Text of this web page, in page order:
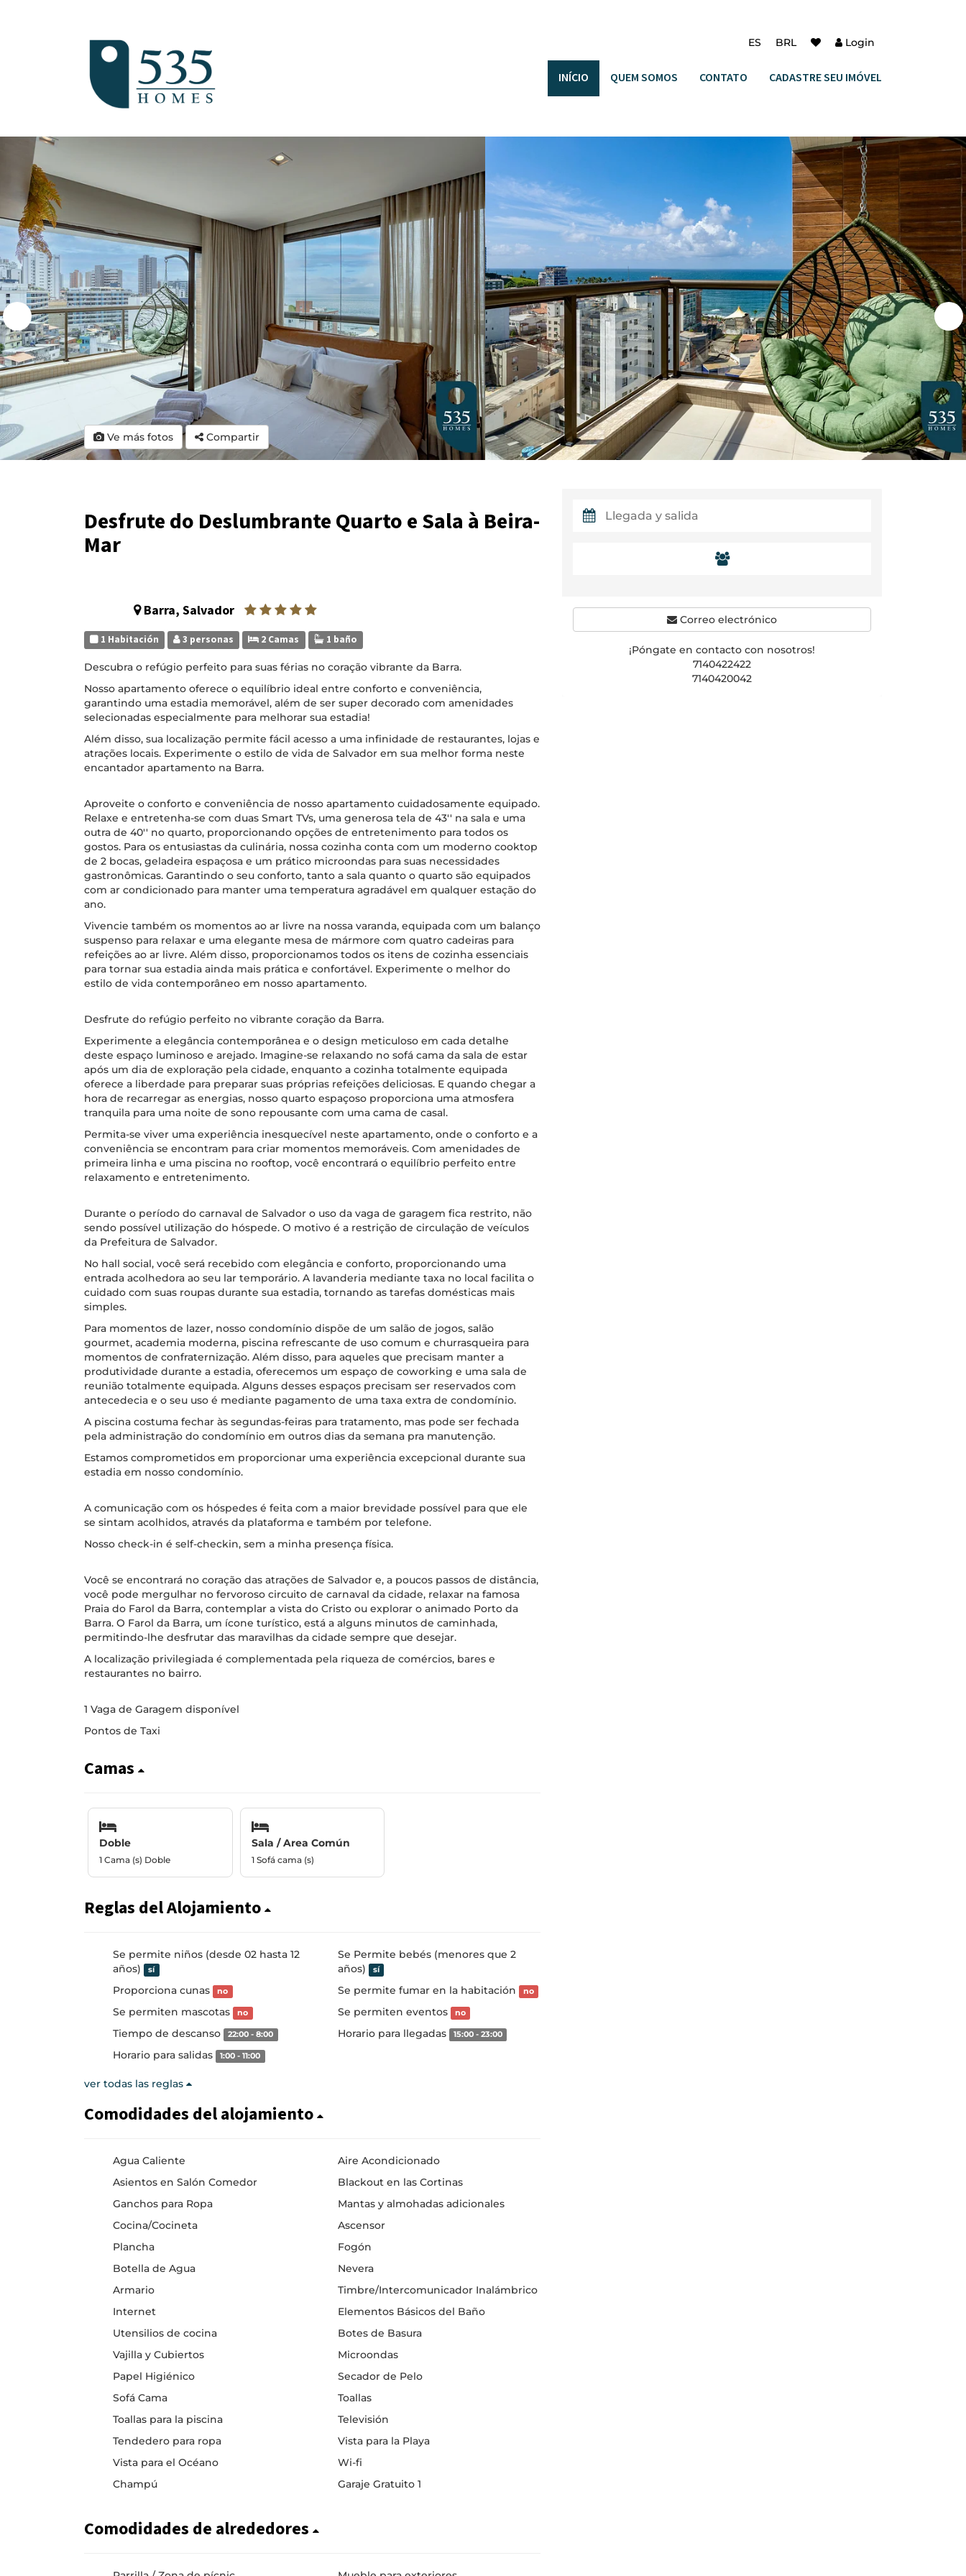
ES BRL Login
INÍCIO QUEM SOMOS CONTATO CADASTRE SEU IMÓVEL
Ve más fotos Compartir
Desfrute do Deslumbrante Quarto e Sala à Beira-
Mar
Barra, Salvador
1 Habitación 3 personas 2 Camas 1 baño
Descubra o refúgio perfeito para suas férias no coração vibrante da Barra.
Nosso apartamento oferece o equilíbrio ideal entre conforto e conveniência,
garantindo uma estadia memorável, além de ser super decorado com amenidades
selecionadas especialmente para melhorar sua estadia!
Além disso, sua localização permite fácil acesso a uma infinidade de restaurantes, lojas e
atrações locais. Experimente o estilo de vida de Salvador em sua melhor forma neste
encantador apartamento na Barra.
Aproveite o conforto e conveniência de nosso apartamento cuidadosamente equipado.
Relaxe e entretenha-se com duas Smart TVs, uma generosa tela de 43'' na sala e uma
outra de 40'' no quarto, proporcionando opções de entretenimento para todos os
gostos. Para os entusiastas da culinária, nossa cozinha conta com um moderno cooktop
de 2 bocas, geladeira espaçosa e um prático microondas para suas necessidades
gastronômicas. Garantindo o seu conforto, tanto a sala quanto o quarto são equipados
com ar condicionado para manter uma temperatura agradável em qualquer estação do
ano.
Vivencie também os momentos ao ar livre na nossa varanda, equipada com um balanço
suspenso para relaxar e uma elegante mesa de mármore com quatro cadeiras para
refeições ao ar livre. Além disso, proporcionamos todos os itens de cozinha essenciais
para tornar sua estadia ainda mais prática e confortável. Experimente o melhor do
estilo de vida contemporâneo em nosso apartamento.
Desfrute do refúgio perfeito no vibrante coração da Barra.
Experimente a elegância contemporânea e o design meticuloso em cada detalhe
deste espaço luminoso e arejado. Imagine-se relaxando no sofá cama da sala de estar
após um dia de exploração pela cidade, enquanto a cozinha totalmente equipada
oferece a liberdade para preparar suas próprias refeições deliciosas. E quando chegar a
hora de recarregar as energias, nosso quarto espaçoso proporciona uma atmosfera
tranquila para uma noite de sono repousante com uma cama de casal.
Permita-se viver uma experiência inesquecível neste apartamento, onde o conforto e a
conveniência se encontram para criar momentos memoráveis. Com amenidades de
primeira linha e uma piscina no rooftop, você encontrará o equilíbrio perfeito entre
relaxamento e entretenimento.
Durante o período do carnaval de Salvador o uso da vaga de garagem fica restrito, não
sendo possível utilização do hóspede. O motivo é a restrição de circulação de veículos
da Prefeitura de Salvador.
No hall social, você será recebido com elegância e conforto, proporcionando uma
entrada acolhedora ao seu lar temporário. A lavanderia mediante taxa no local facilita o
cuidado com suas roupas durante sua estadia, tornando as tarefas domésticas mais
simples.
Para momentos de lazer, nosso condomínio dispõe de um salão de jogos, salão
gourmet, academia moderna, piscina refrescante de uso comum e churrasqueira para
momentos de confraternização. Além disso, para aqueles que precisam manter a
produtividade durante a estadia, oferecemos um espaço de coworking e uma sala de
reunião totalmente equipada. Alguns desses espaços precisam ser reservados com
antecedecia e o seu uso é mediante pagamento de uma taxa extra de condomínio.
A piscina costuma fechar às segundas-feiras para tratamento, mas pode ser fechada
pela administração do condomínio em outros dias da semana pra manutenção.
Estamos comprometidos em proporcionar uma experiência excepcional durante sua
estadia em nosso condomínio.
A comunicação com os hóspedes é feita com a maior brevidade possível para que ele
se sintam acolhidos, através da plataforma e também por telefone.
Nosso check-in é self-checkin, sem a minha presença física.
Você se encontrará no coração das atrações de Salvador e, a poucos passos de distância,
você pode mergulhar no fervoroso circuito de carnaval da cidade, relaxar na famosa
Praia do Farol da Barra, contemplar a vista do Cristo ou explorar o animado Porto da
Barra. O Farol da Barra, um ícone turístico, está a alguns minutos de caminhada,
permitindo-lhe desfrutar das maravilhas da cidade sempre que desejar.
A localização privilegiada é complementada pela riqueza de comércios, bares e
restaurantes no bairro.
1 Vaga de Garagem disponível
Pontos de Taxi
Camas
Doble
1 Cama (s) Doble
Sala / Area Común
1 Sofá cama (s)
Reglas del Alojamiento
Se permite niños (desde 02 hasta 12
años)
sí
Se Permite bebés (menores que 2
años)
sí
Proporciona cunas no Se permite fumar en la habitación no
Se permiten mascotas no Se permiten eventos no
Tiempo de descanso 22:00 - 8:00 Horario para llegadas 15:00 - 23:00
Horario para salidas 1:00 - 11:00
ver todas las reglas
Comodidades del alojamiento
Agua Caliente
Aire Acondicionado
Asientos en Salón Comedor
Blackout en las Cortinas
Ganchos para Ropa
Mantas y almohadas adicionales
Cocina/Cocineta
Ascensor
Plancha
Fogón
Botella de Agua
Nevera
Armario
Timbre/Intercomunicador Inalámbrico
Internet
Elementos Básicos del Baño
Utensilios de cocina
Botes de Basura
Vajilla y Cubiertos
Microondas
Papel Higiénico
Secador de Pelo
Sofá Cama
Toallas
Toallas para la piscina
Televisión
Tendedero para ropa
Vista para la Playa
Vista para el Océano
Wi-fi
Champú
Garaje Gratuito 1
Comodidades de alrededores
Correo electrónico
¡Póngate en contacto con nosotros!
7140422422
7140420042